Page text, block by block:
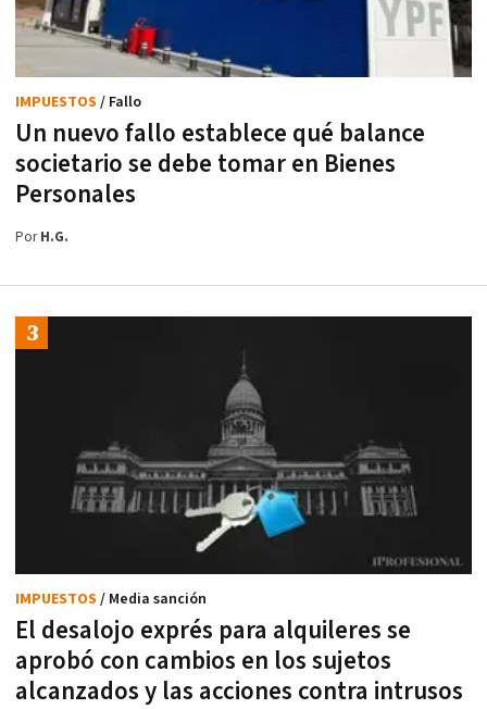
Un nuevo fallo establece qué balance
societario se debe tomar en Bienes
Personales
IMPUESTOS / Fallo
PorH.G.
El desalojo exprés para alquileres se
aprobó con cambios en los sujetos
alcanzados y las acciones contra intrusos
IMPUESTOS / Media sanción